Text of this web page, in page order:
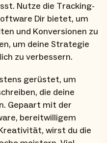
Nutze die Tracking-
Dir bietet, um
und Konversionen zu
um deine Strategie
zu verbessern.
gerüstet, um
die deine
Gepaart mit der
bereitwilligem
wirst du die